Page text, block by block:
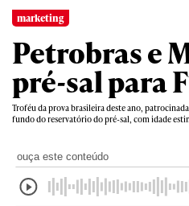
marketing
Petrobras e
pré-sal para
Troféu da prova brasileira deste ano,
fundo do reservatório do pré-sal, com idade
ouça este conteúdo